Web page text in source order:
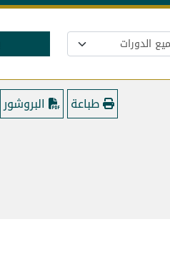
طباعة البروشور